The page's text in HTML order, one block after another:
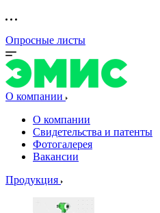
Опросные листы
О компании
О компании
Свидетельства и патенты
Фотогалерея
Вакансии
Продукция